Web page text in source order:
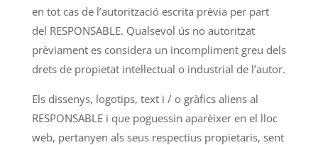
en tot cas de l’autorització escrita prèvia per part
del RESPONSABLE. Qualsevol ús no autoritzat
prèviament es considera un incompliment greu dels
drets de propietat intel·lectual o industrial de l’autor.
Els dissenys, logotips, text i / o gràfics aliens al
RESPONSABLE i que poguessin aparèixer en el lloc
web, pertanyen als seus respectius propietaris, sent